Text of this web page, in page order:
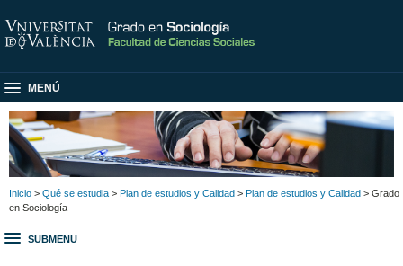
MENÚ
Inicio > Qué se estudia > Plan de estudios y Calidad > Plan de estudios y Calidad > Grado
en Sociología
SUBMENU